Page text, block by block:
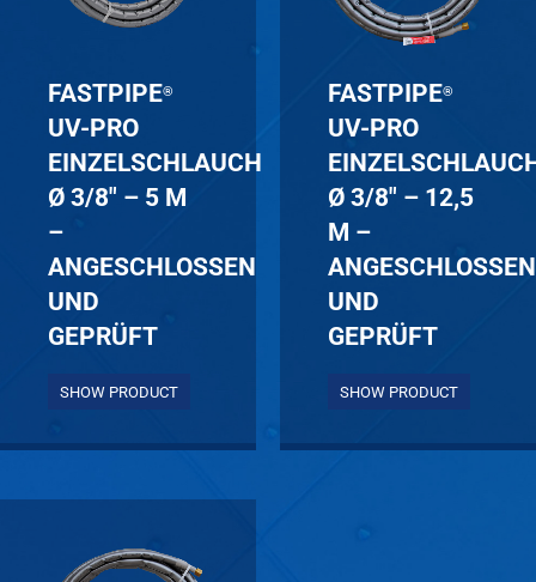
FASTPIPE®
UV-PRO
EINZELSCHLAUCH
Ø 3/8″ – 5 M
–
ANGESCHLOSSEN
UND
GEPRÜFT
SHOW PRODUCT
FASTPIPE®
UV-PRO
Ø 3/8″ – 12,5
M –
ANGESCHLOSSEN
UND
GEPRÜFT
SHOW PRODUCT